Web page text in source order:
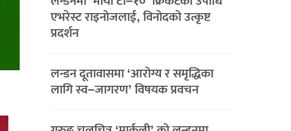
एभरेस्ट राइनोजलाई, विनोदको उत्कृष्ट
प्रदर्शन
लन्डन दूतावासमा ‘आरोग्य र समृद्धिका
लागि स्व–जागरण’ विषयक प्रवचन